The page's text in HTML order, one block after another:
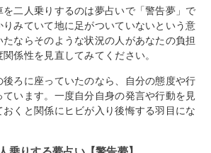
二人乗りするのは夢占いで「警告夢」で
みていて地に足がついていないという意
ならそのような状況の人があなたの負担
係性を見直してみてください。
ろに座っていたのなら、自分の態度や行
います。一度自分自身の発言や行動を見
くと関係にヒビが入り後悔する羽目にな